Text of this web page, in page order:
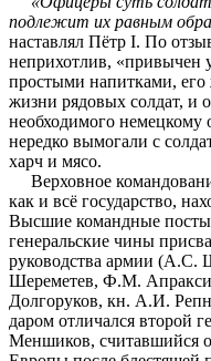
подлежит их равным
наставлял Пётр I. По
неприхотлив, «привычен
простыми напитками, его
жизни рядовых солдат, и
необходимого
нередко вымогали с
харч и мясо.
Верховное
как и всё государство,
Высшие командные посты
генеральские чины
руководства армии
Шереметев, Ф.М.
Долгоруков, кн. А.И.
даром отличался второй
Меншиков, считавшийся